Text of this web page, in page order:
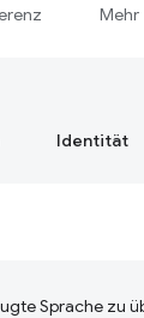
Mehr
Identität
Sprache zu